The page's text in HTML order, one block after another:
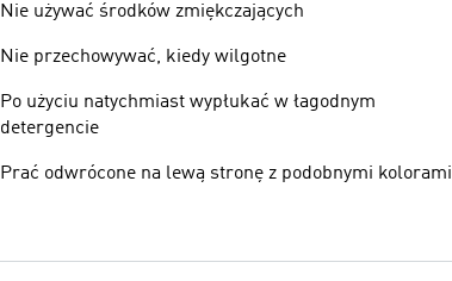
Nie używać środków zmiękczających
Nie przechowywać, kiedy wilgotne
Po użyciu natychmiast wypłukać w łagodnym
detergencie
Prać odwrócone na lewą stronę z podobnymi kolorami